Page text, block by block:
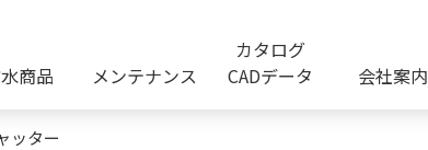
商品 メンテナンス
カタログ
CADデータ
会社案内
ッター